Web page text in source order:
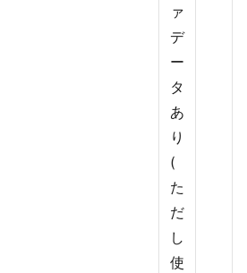
ァ
デ
ー
タ
あ
り
(
た
だ
し
使